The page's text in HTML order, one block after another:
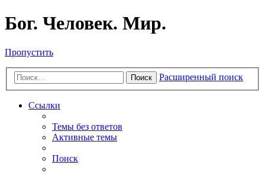
Бог. Человек. Мир.
Пропустить
Поиск Расширенный поиск
Ссылки
Темы без ответов
Активные темы
Поиск